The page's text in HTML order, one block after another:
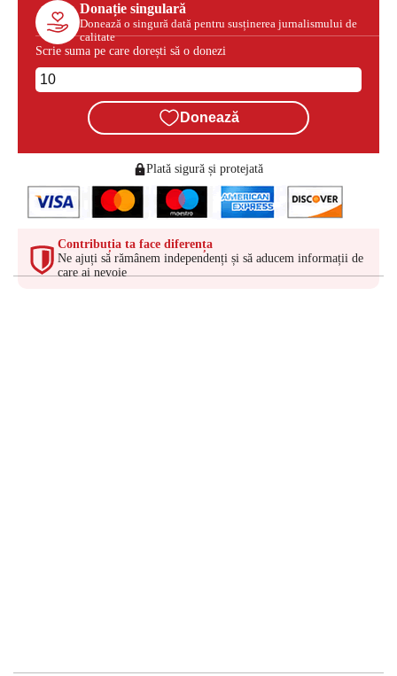
Donație singulară
Donează o singură dată pentru susținerea jurnalismului de
calitate
Scrie suma pe care dorești să o donezi
Donează
Plată sigură și protejată
Contribuția ta face diferența
Ne ajuți să rămânem independenți și să aducem informații de
care ai nevoie